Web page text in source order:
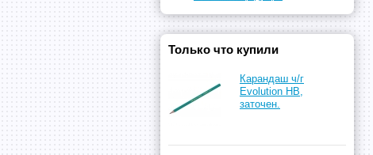
Только что купили
Карандаш ч/г
Evolution HB,
заточен.